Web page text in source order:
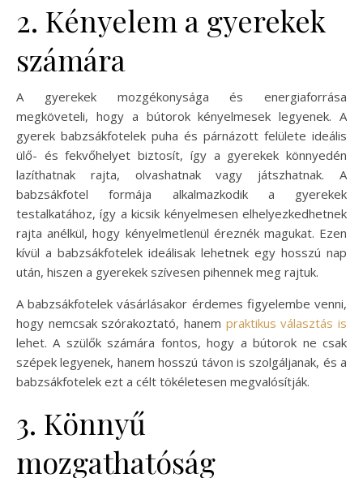
2. Kényelem a gyerekek
számára
A gyerekek mozgékonysága és energiaforrása
megköveteli, hogy a bútorok kényelmesek legyenek. A
gyerek babzsákfotelek puha és párnázott felülete ideális
ülő- és fekvőhelyet biztosít, így a gyerekek könnyedén
lazíthatnak rajta, olvashatnak vagy játszhatnak. A
babzsákfotel formája alkalmazkodik a gyerekek
testalkatához, így a kicsik kényelmesen elhelyezkedhetnek
rajta anélkül, hogy kényelmetlenül éreznék magukat. Ezen
kívül a babzsákfotelek ideálisak lehetnek egy hosszú nap
után, hiszen a gyerekek szívesen pihennek meg rajtuk.
A babzsákfotelek vásárlásakor érdemes figyelembe venni,
hogy nemcsak szórakoztató, hanem praktikus választás is
lehet. A szülők számára fontos, hogy a bútorok ne csak
szépek legyenek, hanem hosszú távon is szolgáljanak, és a
babzsákfotelek ezt a célt tökéletesen megvalósítják.
3. Könnyű
mozgathatóság